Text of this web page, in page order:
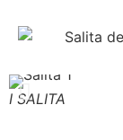
I SALITA